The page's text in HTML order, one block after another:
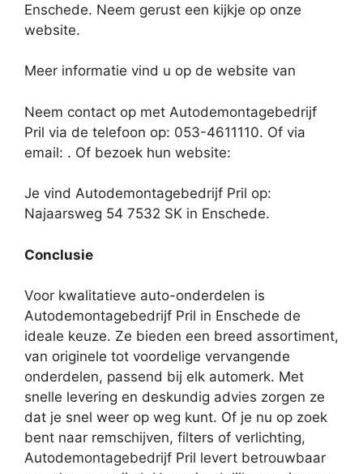
Enschede. Neem gerust een kijkje op onze
website.
Meer informatie vind u op de website van
Neem contact op met Autodemontagebedrijf
Pril via de telefoon op: 053-4611110. Of via
email: . Of bezoek hun website:
Je vind Autodemontagebedrijf Pril op:
Najaarsweg 54 7532 SK in Enschede.
Conclusie
Voor kwalitatieve auto-onderdelen is
Autodemontagebedrijf Pril in Enschede de
ideale keuze. Ze bieden een breed assortiment,
van originele tot voordelige vervangende
onderdelen, passend bij elk automerk. Met
snelle levering en deskundig advies zorgen ze
dat je snel weer op weg kunt. Of je nu op zoek
bent naar remschijven, filters of verlichting,
Autodemontagebedrijf Pril levert betrouwbaar